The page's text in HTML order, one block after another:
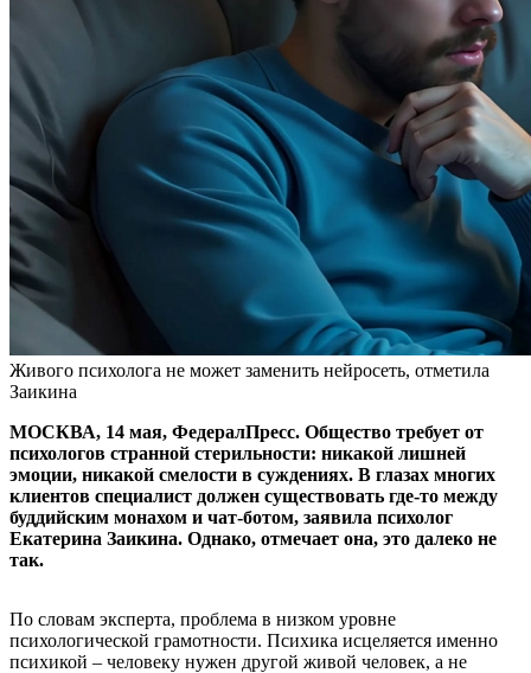
Живого психолога не может заменить нейросеть, отметила
Заикина
МОСКВА, 14 мая, ФедералПресс. Общество требует от
психологов странной стерильности: никакой лишней
эмоции, никакой смелости в суждениях. В глазах многих
клиентов специалист должен существовать где-то между
буддийским монахом и чат-ботом, заявила психолог
Екатерина Заикина. Однако, отмечает она, это далеко не
так.
По словам эксперта, проблема в низком уровне
психологической грамотности. Психика исцеляется именно
психикой – человеку нужен другой живой человек, а не